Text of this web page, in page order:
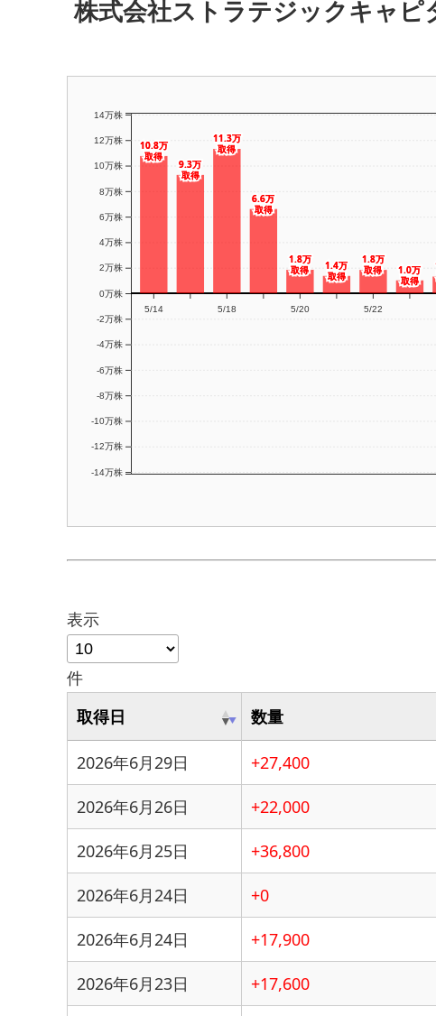
株式会社ストラテジックキャ
5/14 5/18 5/20 5/22
-14万株
-12万株
-10万株
-8万株
-6万株
-4万株
-2万株
0万株
2万株
4万株
6万株
8万株
10万株
12万株
14万株
10.8万
取得
10.8万
取得
9.3万
取得
9.3万
取得
11.3万
取得
11.3万
取得
6.6万
取得
6.6万
取得
1.8万
取得
1.8万
取得
1.4万
取得
1.4万
取得
1.8万
取得
1.8万
取得
1.0万
取得
1.0万
取得
表示
件
取得日
数量
2026年6月29日 +27,400
2026年6月26日 +22,000
2026年6月25日 +36,800
2026年6月24日 +0
2026年6月24日 +17,900
2026年6月23日 +17,600